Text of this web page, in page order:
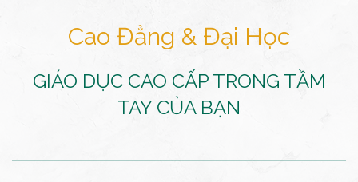
Cao Đẳng & Đại Học
GIÁO DỤC CAO CẤP TRONG TẦM
TAY CỦA BẠN